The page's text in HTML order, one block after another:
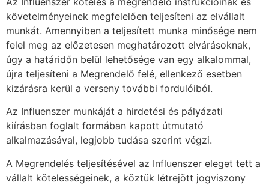
követelményeinek megfelelően teljesíteni az elvállalt
munkát. Amennyiben a teljesített munka minősége nem
felel meg az előzetesen meghatározott elvárásoknak,
úgy a határidőn belül lehetősége van egy alkalommal,
újra teljesíteni a Megrendelő felé, ellenkező esetben
kizárásra kerül a verseny további fordulóiból.
Az Influenszer munkáját a hirdetési és pályázati
kiírásban foglalt formában kapott útmutató
alkalmazásával, legjobb tudása szerint végzi.
A Megrendelés teljesítésével az Influenszer eleget tett a
vállalt kötelességeinek, a köztük létrejött jogviszony